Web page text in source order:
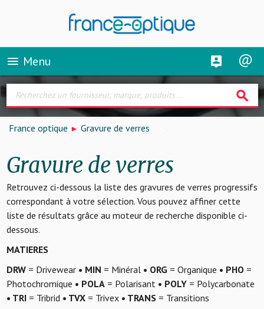
menu Menu
search
France optique Gravure de verres
Gravure de verres
Retrouvez ci-dessous la liste des gravures de verres progressifs
correspondant à votre sélection. Vous pouvez affiner cette
liste de résultats grâce au moteur de recherche disponible ci-
dessous.
MATIERES
DRW= Drivewear • MIN = Minéral • ORG= Organique • PHO=
Photochromique • POLA= Polarisant • POLY= Polycarbonate
• TRI= Tribrid • TVX= Trivex • TRANS= Transitions